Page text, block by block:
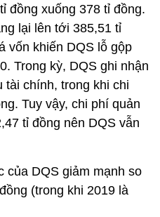
đồng xuống 378 tỉ đồng.
lại lên tới 385,51 tỉ
vốn khiến DQS lỗ gộp
Trong kỳ, DQS ghi nhận
tài chính, trong khi chi
Tuy vậy, chi phí quản
tỉ đồng nên DQS vẫn
của DQS giảm mạnh so
(trong khi 2019 là